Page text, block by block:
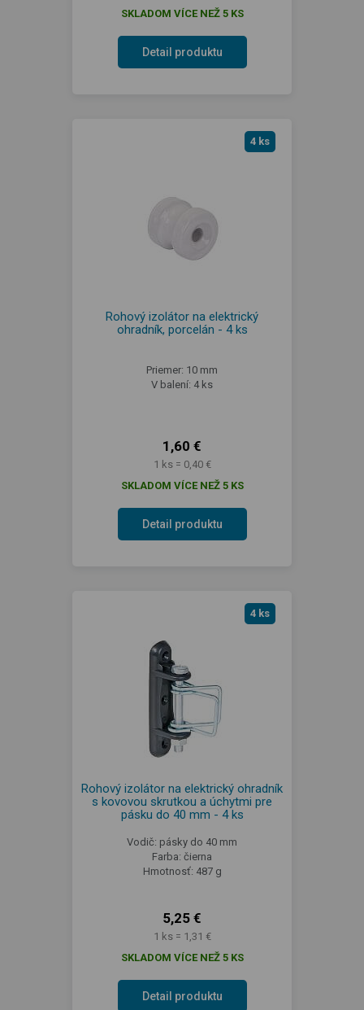
SKLADOM VÍCE NEŽ 5 KS
Detail produktu
4 ks
Rohový izolátor na elektrický
ohradník, porcelán - 4 ks
Priemer: 10 mm
V balení: 4 ks
1,60 €
1 ks = 0,40 €
SKLADOM VÍCE NEŽ 5 KS
Detail produktu
4 ks
Rohový izolátor na elektrický ohradník
s kovovou skrutkou a úchytmi pre
pásku do 40 mm - 4 ks
Vodič: pásky do 40 mm
Farba: čierna
Hmotnosť: 487 g
5,25 €
1 ks = 1,31 €
SKLADOM VÍCE NEŽ 5 KS
Detail produktu